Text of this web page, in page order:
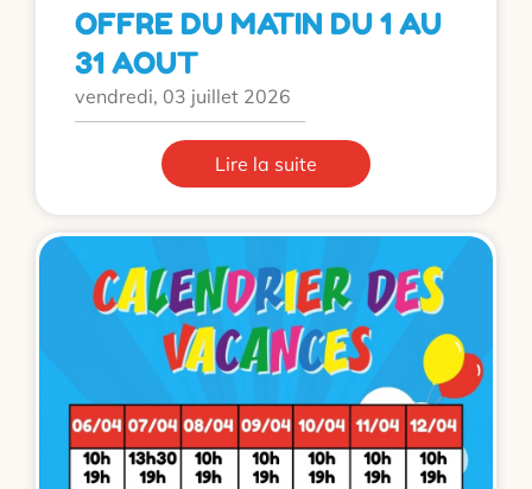
OFFRE DU MATIN DU 1 AU
31 AOUT
vendredi, 03 juillet 2026
Lire la suite